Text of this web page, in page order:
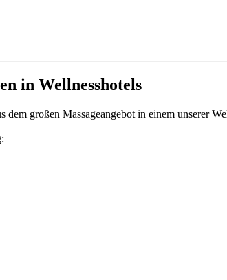
in Wellnesshotels
dem großen Massageangebot in einem unserer